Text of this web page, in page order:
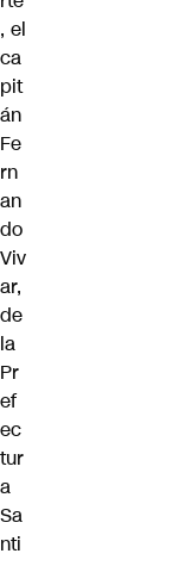
, el
ca
pit
án
Fe
rn
an
do
Viv
ar,
de
la
Pr
ef
ec
tur
a
Sa
nti